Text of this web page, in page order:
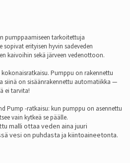
pumppaamiseen tarkoitettuja
erityisen hyvin sadeveden
kaivoihin sekä järveen vedenottoon.
kokonaisratkaisu. Pumppu on rakennettu
siinä on sisäänrakennettu automatiikka —
ei tarvita!
Pump -ratkaisu: kun pumppu on asennettu
vain kytkeä se päälle.
malli ottaa veden aina juuri
vesi on puhdasta ja kiintoaineetonta.